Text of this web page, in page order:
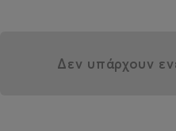
Δεν υπάρχουν